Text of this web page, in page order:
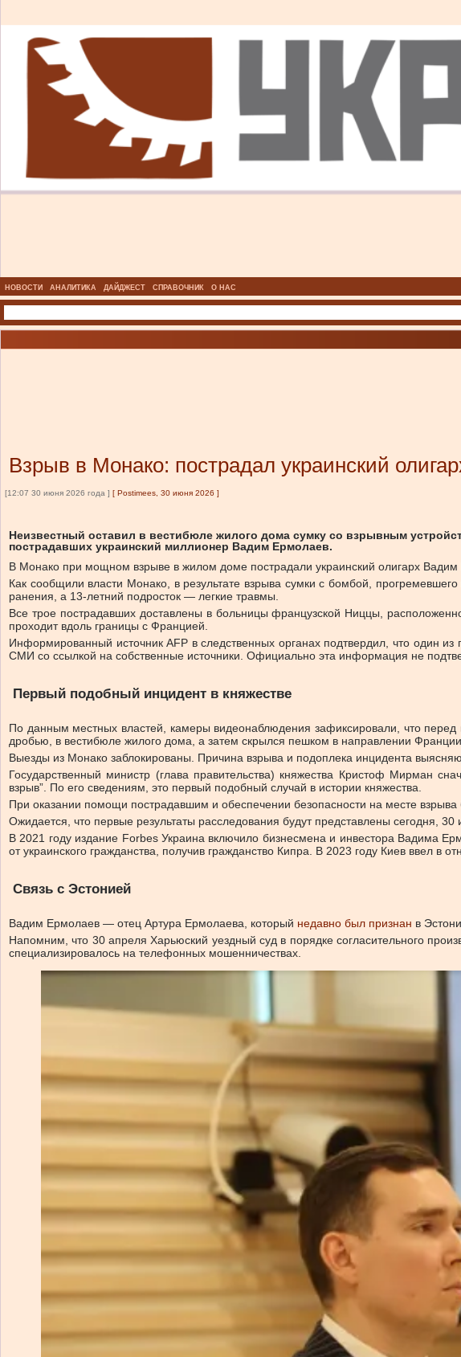
НОВОСТИ АНАЛИТИКА ДАЙДЖЕСТ СПРАВОЧНИК О НАС
Взрыв в Монако: пострадал украинский
[12:07 30 июня 2026 года ] [ Postimees, 30 июня 2026 ]
Неизвестный оставил в вестибюле жилого дома сумку со взрывным
пострадавших украинский миллионер Вадим Ермолаев.
В Монако при мощном взрыве в жилом доме пострадали украинский олигарх
Как сообщили власти Монако, в результате взрыва сумки с бомбой,
ранения, а 13-летний подросток — легкие травмы.
Все трое пострадавших доставлены в больницы французской Ниццы,
проходит вдоль границы с Францией.
Информированный источник AFP в следственных органах подтвердил, что один
СМИ со ссылкой на собственные источники. Официально эта информация не
Первый подобный инцидент в княжестве
По данным местных властей, камеры видеонаблюдения зафиксировали, что
дробью, в вестибюле жилого дома, а затем скрылся пешком в направлении Франции.
Выезды из Монако заблокированы. Причина взрыва и подоплека инцидента
Государственный министр (глава правительства) княжества Кристоф Мирман
взрыв”. По его сведениям, это первый подобный случай в истории княжества.
При оказании помощи пострадавшим и обеспечении безопасности на месте
Ожидается, что первые результаты расследования будут представлены сегодня, 30
В 2021 году издание Forbes Украина включило бизнесмена и инвестора Вадима
от украинского гражданства, получив гражданство Кипра. В 2023 году Киев ввел в
Связь с Эстонией
Вадим Ермолаев — отец Артура Ермолаева, который недавно был признан в
Напомним, что 30 апреля Харьюский уездный суд в порядке согласительного
специализировалось на телефонных мошенничествах.